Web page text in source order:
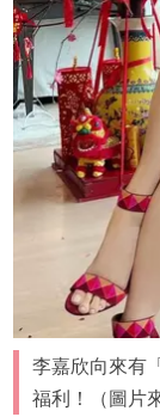
李嘉欣向來有
福利！（圖片